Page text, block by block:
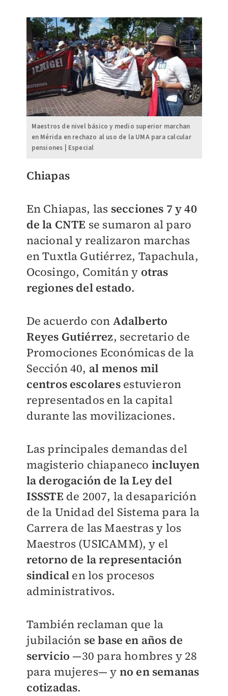
Maestros de nivel básico y medio superior marchan
en Mérida en rechazo al uso de la UMA para calcular
pensiones | Especial
Chiapas
En Chiapas, las secciones 7 y 40
de la CNTE se sumaron al paro
nacional y realizaron marchas
en Tuxtla Gutiérrez, Tapachula,
Ocosingo, Comitán y otras
regiones del estado.
De acuerdo con Adalberto
Reyes Gutiérrez, secretario de
Promociones Económicas de la
Sección 40, al menos mil
centros escolaresestuvieron
representados en la capital
durante las movilizaciones.
Las principales demandas del
magisterio chiapaneco incluyen
la derogación de la Ley del
ISSSTE de 2007, la desaparición
de la Unidad del Sistema para la
Carrera de las Maestras y los
Maestros (USICAMM), y el
retorno de la representación
sindical en los procesos
administrativos.
También reclaman que la
jubilación se base en años de
servicio —30 para hombres y 28
para mujeres— y no en semanas
cotizadas.